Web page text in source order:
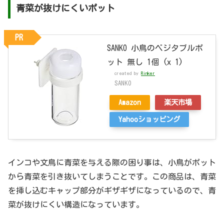
青菜が抜けにくいポット
SANKO 小鳥のベジタブルポ
ット 無し 1個 (x 1)
created by Rinker
SANKO
Amazon 楽天市場
Yahooショッピング
PR
インコや文鳥に青菜を与える際の困り事は、小鳥がポット
から青菜を引き抜いてしまうことです。この商品は、青菜
を挿し込むキャップ部分がギザギザになっているので、青
菜が抜けにくい構造になっています。